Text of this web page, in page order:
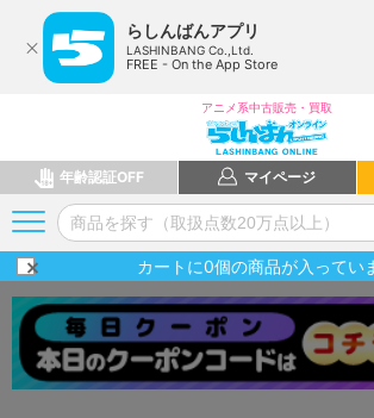
らしんばんアプリ
LASHINBANG Co.,Ltd.
FREE - On the App Store
アニメ系中古販売・買取
年齢認証OFF マイページ
カートに0個の商品が入ってい